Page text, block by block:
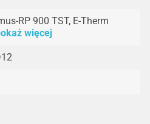
RP 900 TST, E-Therm
więcej